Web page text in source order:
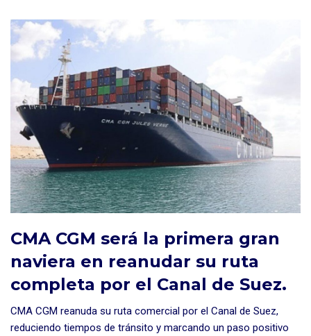
CMA CGM será la primera gran
naviera en reanudar su ruta
completa por el Canal de Suez.
CMA CGM reanuda su ruta comercial por el Canal de Suez,
reduciendo tiempos de tránsito y marcando un paso positivo